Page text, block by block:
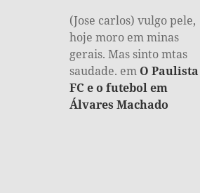
(Jose carlos) vulgo pele,
hoje moro em minas
gerais. Mas sinto mtas
saudade. em O Paulista
FC e o futebol em
Álvares Machado